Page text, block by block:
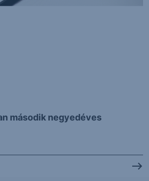
második negyedéves